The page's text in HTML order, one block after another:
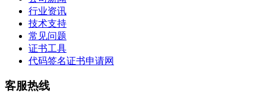
行业资讯
技术支持
常见问题
证书工具
代码签名证书申请网
客服热线